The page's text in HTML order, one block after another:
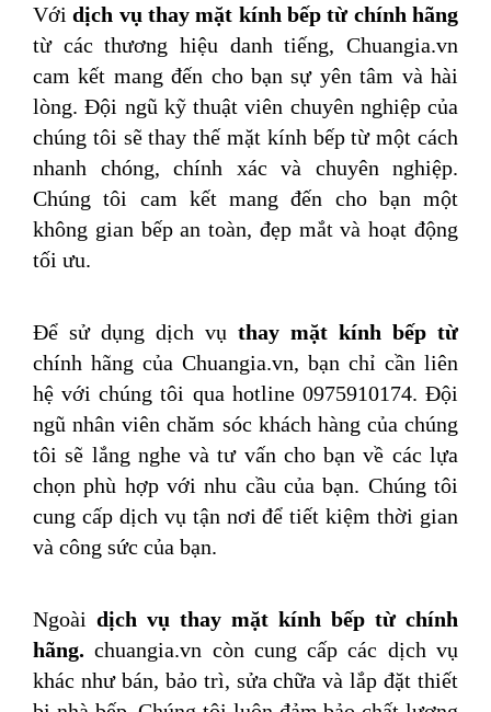
Vớidịch vụ thay mặt kính bếp từ chính hãng
từ các thương hiệu danh tiếng, Chuangia.vn
cam kết mang đến cho bạn sự yên tâm và hài
lòng. Đội ngũ kỹ thuật viên chuyên nghiệp của
chúng tôi sẽ thaythế mặt kính bếp từ một cách
nhanh chóng, chính xác và chuyên nghiệp.
Chúng tôi cam kết mang đến cho bạn một
không gian bếp an toàn, đẹp mắt và hoạt động
tối ưu.
Để sử dụng dịch vụ thay mặt kính bếp từ
chính hãng của Chuangia.vn, bạn chỉ cần liên
hệ với chúng tôi qua hotline 0975910174. Đội
ngũ nhân viên chăm sóc khách hàng của chúng
tôi sẽ lắng nghe và tư vấn cho bạn về các lựa
chọn phù hợp với nhu cầu của bạn. Chúng tôi
cung cấp dịch vụ tận nơi để tiết kiệm thời gian
và công sức của bạn.
Ngoài dịch vụ thay mặt kính bếp từ chính
hãng. chuangia.vn còn cung cấp các dịch vụ
khác như bán, bảo trì, sửa chữa và lắp đặt thiết